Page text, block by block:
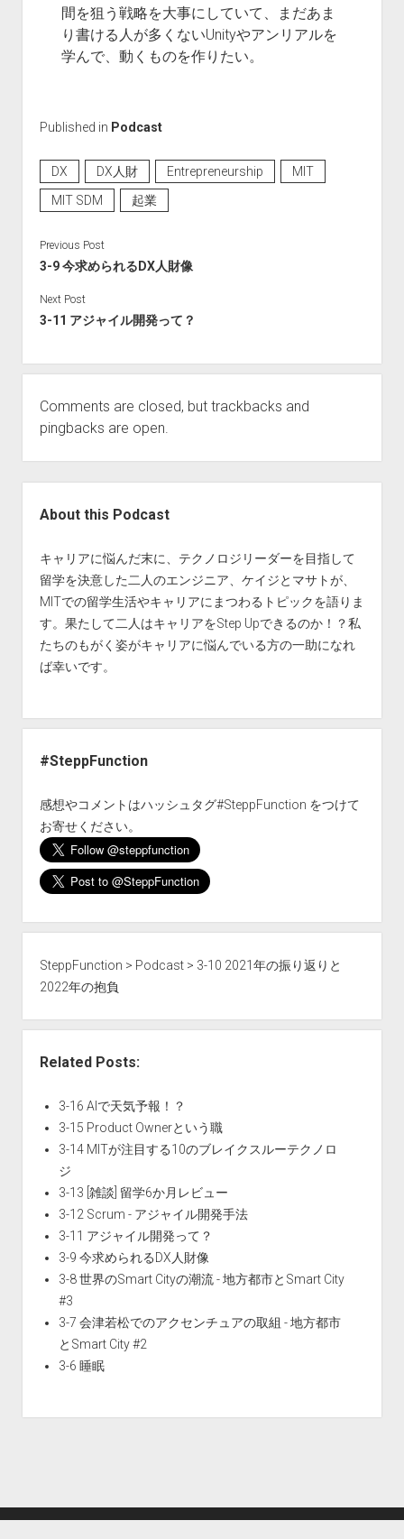
間を狙う戦略を大事にしていて、まだあま
り書ける人が多くないUnityやアンリアルを
学んで、動くものを作りたい。
Published in Podcast
DX DX人財 Entrepreneurship
MIT
MIT SDM
起業
Previous Post
3-9 今求められるDX人財像
Next Post
3-11 アジャイル開発って？
Comments are closed, but trackbacks and
pingbacks are open.
About this Podcast
キャリアに悩んだ末に、テクノロジリーダーを目指して
留学を決意した二人のエンジニア、ケイジとマサトが、
MITでの留学生活やキャリアにまつわるトピックを語りま
す。果たして二人はキャリアをStep Upできるのか！？私
たちのもがく姿がキャリアに悩んでいる方の一助になれ
ば幸いです。
#SteppFunction
感想やコメントはハッシュタグ#SteppFunction をつけて
お寄せください。
SteppFunction > Podcast> 3-10 2021年の振り返りと
2022年の抱負
Related Posts:
3-16 AIで天気予報！？
3-15 Product Ownerという職
3-14 MITが注目する10のブレイクスルーテクノロ
ジ
3-13 [雑談] 留学6か月レビュー
3-12 Scrum - アジャイル開発手法
3-11 アジャイル開発って？
3-9 今求められるDX人財像
3-8 世界のSmart Cityの潮流 - 地方都市とSmart City
#3
3-7 会津若松でのアクセンチュアの取組 - 地方都市
とSmart City #2
3-6 睡眠